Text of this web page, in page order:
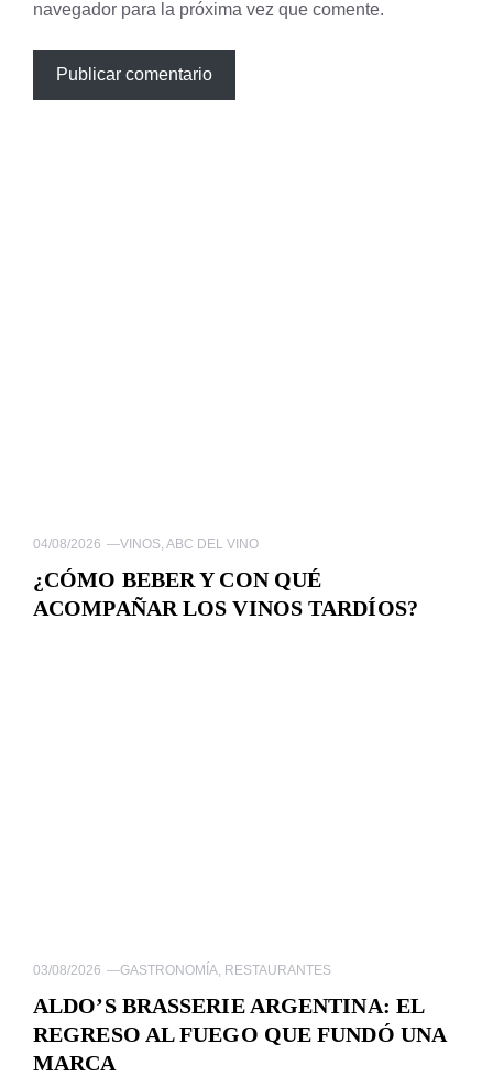
navegador para la próxima vez que comente.
04/08/2026 —VINOS ABC DEL VINO
¿CÓMO BEBER Y CON QUÉ
ACOMPAÑAR LOS VINOS TARDÍOS?
03/08/2026 —GASTRONOMÍA RESTAURANTES
ALDO’S BRASSERIE ARGENTINA: EL
REGRESO AL FUEGO QUE FUNDÓ UNA
MARCA